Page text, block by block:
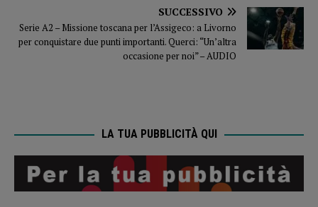
SUCCESSIVO
Serie A2 – Missione toscana per l’Assigeco: a Livorno
per conquistare due punti importanti. Querci: “Un’altra
occasione per noi” – AUDIO
LA TUA PUBBLICITÀ QUI